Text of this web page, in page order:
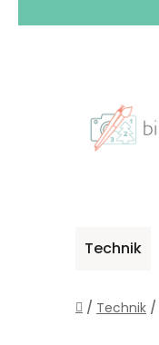
Technik
Startseite
/ Technik /